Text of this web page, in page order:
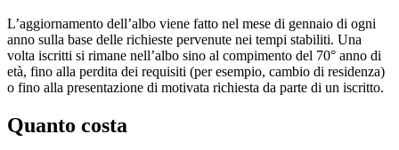
L’aggiornamento dell’albo viene fatto nel mese di gennaio di ogni
anno sulla base delle richieste pervenute nei tempi stabiliti. Una
volta iscritti si rimane nell’albo sino al compimento del 70° anno di
età, fino alla perdita dei requisiti (per esempio, cambio di residenza)
o fino alla presentazione di motivata richiesta da parte di un iscritto.
Quanto costa